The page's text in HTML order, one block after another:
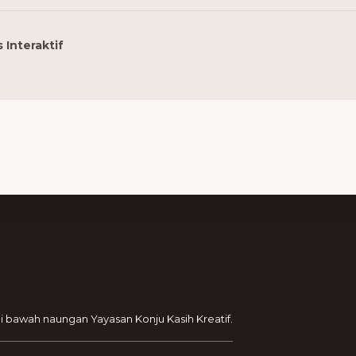
Interaktif
naungan Yayasan Konju Kasih Kreatif.